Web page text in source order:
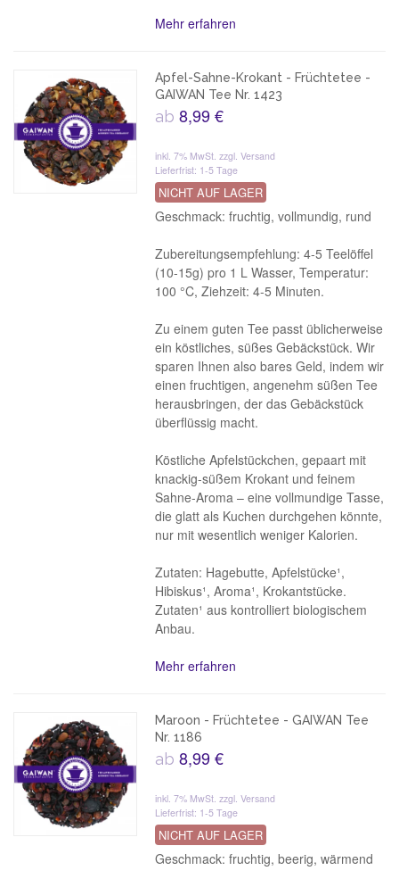
Mehr erfahren
Apfel-Sahne-Krokant - Früchtetee -
GAIWAN Tee Nr. 1423
ab8,99 €
inkl. 7% MwSt.zzgl. Versand
Lieferfrist: 1-5 Tage
NICHT AUF LAGER
Geschmack: fruchtig, vollmundig, rund
Zubereitungsempfehlung: 4-5 Teelöffel
(10-15g) pro 1 L Wasser, Temperatur:
100 °C, Ziehzeit: 4-5 Minuten.
Zu einem guten Tee passt üblicherweise
ein köstliches, süßes Gebäckstück. Wir
sparen Ihnen also bares Geld, indem wir
einen fruchtigen, angenehm süßen Tee
herausbringen, der das Gebäckstück
überflüssig macht.
Köstliche Apfelstückchen, gepaart mit
knackig-süßem Krokant und feinem
Sahne-Aroma – eine vollmundige Tasse,
die glatt als Kuchen durchgehen könnte,
nur mit wesentlich weniger Kalorien.
Zutaten: Hagebutte, Apfelstücke¹,
Hibiskus¹, Aroma¹, Krokantstücke.
Zutaten¹ aus kontrolliert biologischem
Anbau.
Mehr erfahren
Maroon - Früchtetee - GAIWAN Tee
Nr. 1186
ab8,99 €
inkl. 7% MwSt.zzgl. Versand
Lieferfrist: 1-5 Tage
NICHT AUF LAGER
Geschmack: fruchtig, beerig, wärmend